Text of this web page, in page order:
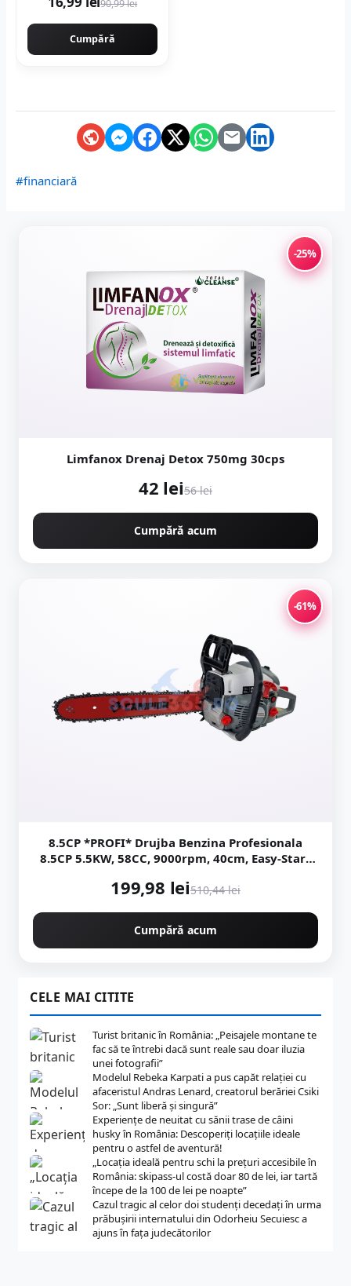
90,99 lei
Cumpără
#financiară
-25%
Limfanox Drenaj Detox 750mg 30cps
42 lei56 lei
Cumpără acum
-61%
8.5CP *PROFI* Drujba Benzina Profesionala
8.5CP 5.5KW, 58CC, 9000rpm, 40cm, Easy-Start
199,98 lei510,44 lei
Cumpără acum
CELE MAI CITITE
Turist britanic în România: „Peisajele montane te
fac să te întrebi dacă sunt reale sau doar iluzia
unei fotografii”
Modelul Rebeka Karpati a pus capăt relației cu
afaceristul Andras Lenard, creatorul berăriei Csiki
Sor: „Sunt liberă și singură”
Experiențe de neuitat cu sănii trase de câini
husky în România: Descoperiți locațiile ideale
pentru o astfel de aventură!
„Locația ideală pentru schi la prețuri accesibile în
România: skipass-ul costă doar 80 de lei, iar tartă
începe de la 100 de lei pe noapte”
Cazul tragic al celor doi studenți decedați în urma
prăbușirii internatului din Odorheiu Secuiesc a
ajuns în fața judecătorilor